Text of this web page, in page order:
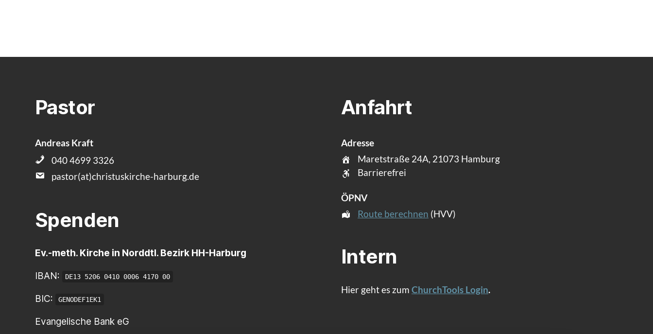
Pastor
Andreas Kraft
040 4699 3326
pastor(at)christuskirche-harburg.de
Spenden
Ev.-meth. Kirche in Norddtl. Bezirk HH-Harburg
IBAN: DE13 5206 0410 0006 4170 00
BIC: GENODEF1EK1
Evangelische Bank eG
Anfahrt
Adresse
Maretstraße 24A, 21073 Hamburg
Barrierefrei
ÖPNV
Route berechnen (HVV)
Intern
Hier geht es zum ChurchTools Login.